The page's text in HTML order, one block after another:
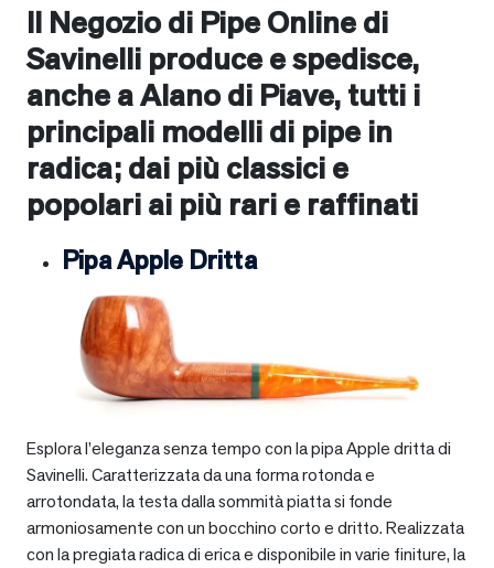
Il Negozio di Pipe Online di
Savinelli produce e spedisce,
anche aAlano di Piave, tutti i
principali modelli di pipe in
radica; dai più classici e
popolari ai più rari e raffinati
Pipa Apple Dritta
Esplora l’eleganza senza tempo con la pipa Apple dritta di
Savinelli. Caratterizzata da una forma rotonda e
arrotondata, la testa dalla sommità piatta si fonde
armoniosamente con un bocchino corto e dritto. Realizzata
con la pregiata radica di erica e disponibile in varie finiture, la